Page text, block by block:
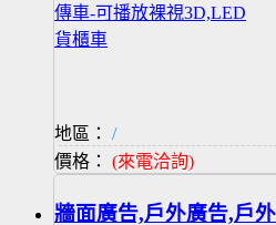
地區：
/
價格： (來電洽詢)
牆面廣告,戶外廣告,戶